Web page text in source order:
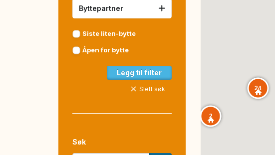
Byttepartner
Siste liten-bytte
Åpen for bytte
Legg til filter
Slett søk
Søk
24
2